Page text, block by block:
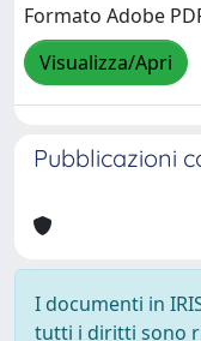
Formato Adobe
Visualizza/Apri
Pubblicazioni
I documenti in
tutti i diritti sono